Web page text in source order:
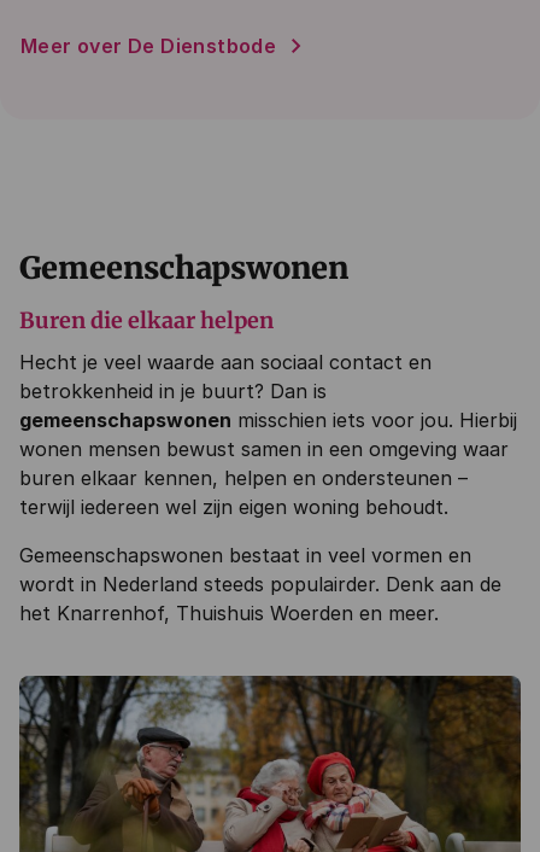
Meer over De Dienstbode
Gemeenschapswonen
Buren die elkaar helpen
Hecht je veel waarde aan sociaal contact en
betrokkenheid in je buurt? Dan is
gemeenschapswonen misschien iets voor jou. Hierbij
wonen mensen bewust samen in een omgeving waar
buren elkaar kennen, helpen en ondersteunen –
terwijl iedereen wel zijn eigen woning behoudt.
Gemeenschapswonen bestaat in veel vormen en
wordt in Nederland steeds populairder. Denk aan de
het Knarrenhof, Thuishuis Woerden en meer.